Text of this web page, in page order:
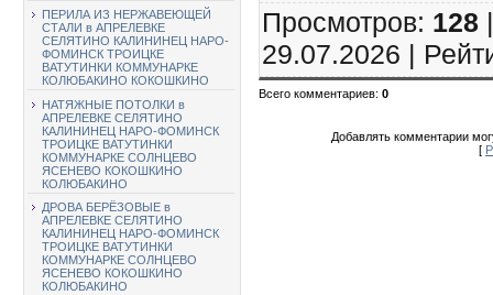
ПЕРИЛА ИЗ НЕРЖАВЕЮЩЕЙ
СТАЛИ в АПРЕЛЕВКЕ
СЕЛЯТИНО КАЛИНИНЕЦ НАРО-
ФОМИНСК ТРОИЦКЕ
ВАТУТИНКИ КОММУНАРКЕ
КОЛЮБАКИНО КОКОШКИНО
НАТЯЖНЫЕ ПОТОЛКИ в
АПРЕЛЕВКЕ СЕЛЯТИНО
КАЛИНИНЕЦ НАРО-ФОМИНСК
ТРОИЦКЕ ВАТУТИНКИ
КОММУНАРКЕ СОЛНЦЕВО
ЯСЕНЕВО КОКОШКИНО
КОЛЮБАКИНО
ДРОВА БЕРЁЗОВЫЕ в
АПРЕЛЕВКЕ СЕЛЯТИНО
КАЛИНИНЕЦ НАРО-ФОМИНСК
ТРОИЦКЕ ВАТУТИНКИ
КОММУНАРКЕ СОЛНЦЕВО
ЯСЕНЕВО КОКОШКИНО
КОЛЮБАКИНО
Просмотров: 128
29.07.2026 |
Всего комментариев: 0
Добавлять комментарии
[